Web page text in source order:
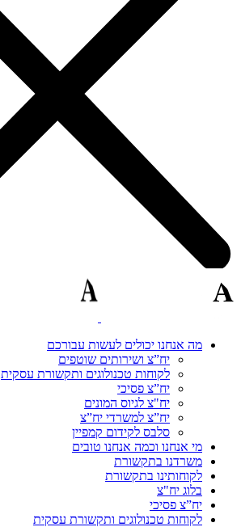
מה אנחנו יכולים לעשות עבורכם
יח”צ ושירותים שוטפים
לקוחות טכנולוגים ותקשורת עסקית
יח”צ פסיכי
יח"צ לגיוס המונים
יח”צ למשרדי יח”צ
סלבס לקידום קמפיין
מי אנחנו וכמה אנחנו טובים
משרדנו בתקשורת
לקוחותינו בתקשורת
בלוג יח"צ
יח”צ פסיכי
לקוחות טכנולוגים ותקשורת עסקית